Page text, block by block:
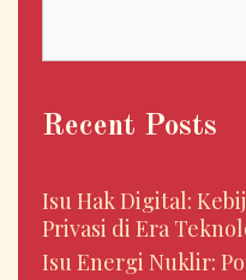
Recent Posts
Isu Hak Digital:
Privasi di Era
Isu Energi Nuklir: